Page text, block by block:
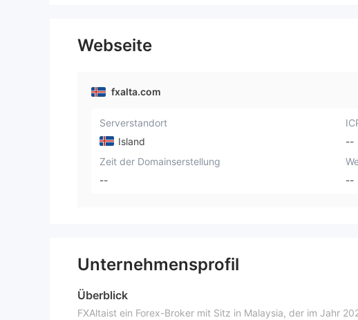
Webseite
fxalta.com
Serverstandort
Island
--
Zeit der Domainserstellung
--
--
Unternehmensprofil
Überblick
FXAltaist ein Forex-Broker mit Sitz in Malaysia, der im Jahr